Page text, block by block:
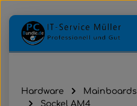
Zum Hauptinhalt springen
Hardware Mainboards
Sockel AM4